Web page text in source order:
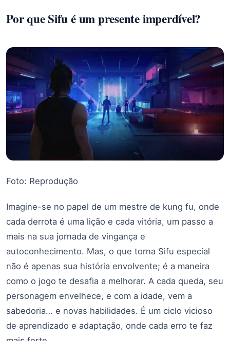
Por que Sifu é um presente imperdível?
Foto: Reprodução
Imagine-se no papel de um mestre de kung fu, onde
cada derrota é uma lição e cada vitória, um passo a
mais na sua jornada de vingança e
autoconhecimento. Mas, o que torna Sifu especial
não é apenas sua história envolvente; é a maneira
como o jogo te desafia a melhorar. A cada queda, seu
personagem envelhece, e com a idade, vem a
sabedoria… e novas habilidades. É um ciclo vicioso
de aprendizado e adaptação, onde cada erro te faz